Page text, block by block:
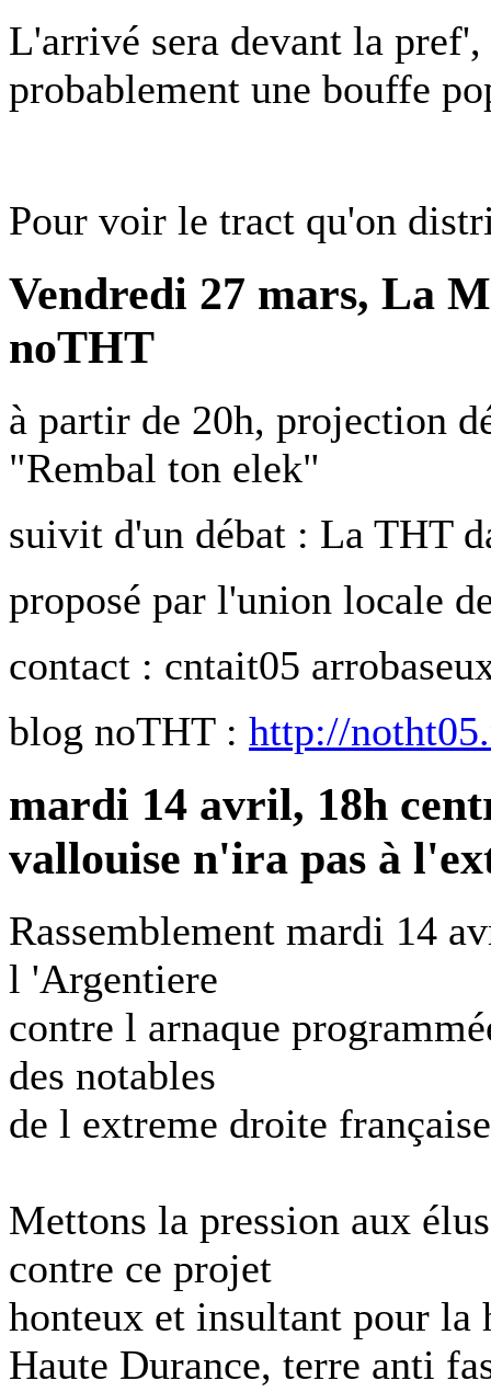
L'arrivé sera devant la pref',
probablement une bouffe
Pour voir le tract qu'on
Vendredi 27 mars, La
noTHT
à partir de 20h, projection
"Rembal ton elek"
suivit d'un débat : La THT
proposé par l'union locale
contact : cntait05
blog noTHT : http://
mardi 14 avril, 18h
vallouise n'ira pas à
Rassemblement mardi 14
l 'Argentiere
contre l arnaque
des notables
de l extreme droite
Mettons la pression aux
contre ce projet
honteux et insultant pour la
Haute Durance, terre anti